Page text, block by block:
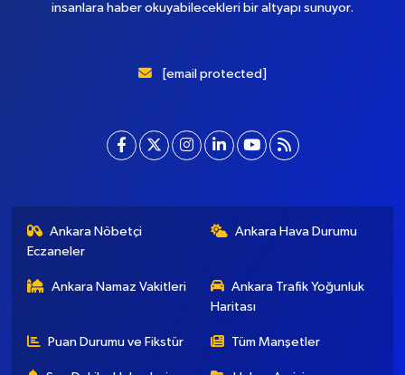
insanlara haber okuyabilecekleri bir altyapı sunuyor.
[email protected]
Ankara Nöbetçi
Eczaneler
Ankara Hava Durumu
Ankara Namaz Vakitleri
Ankara Trafik Yoğunluk
Haritası
Puan Durumu ve Fikstür Tüm Manşetler